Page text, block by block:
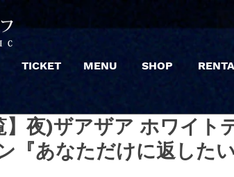
TICKET MENU SHOP
夜)ザアザア ホワイト
『あなただけに返したい